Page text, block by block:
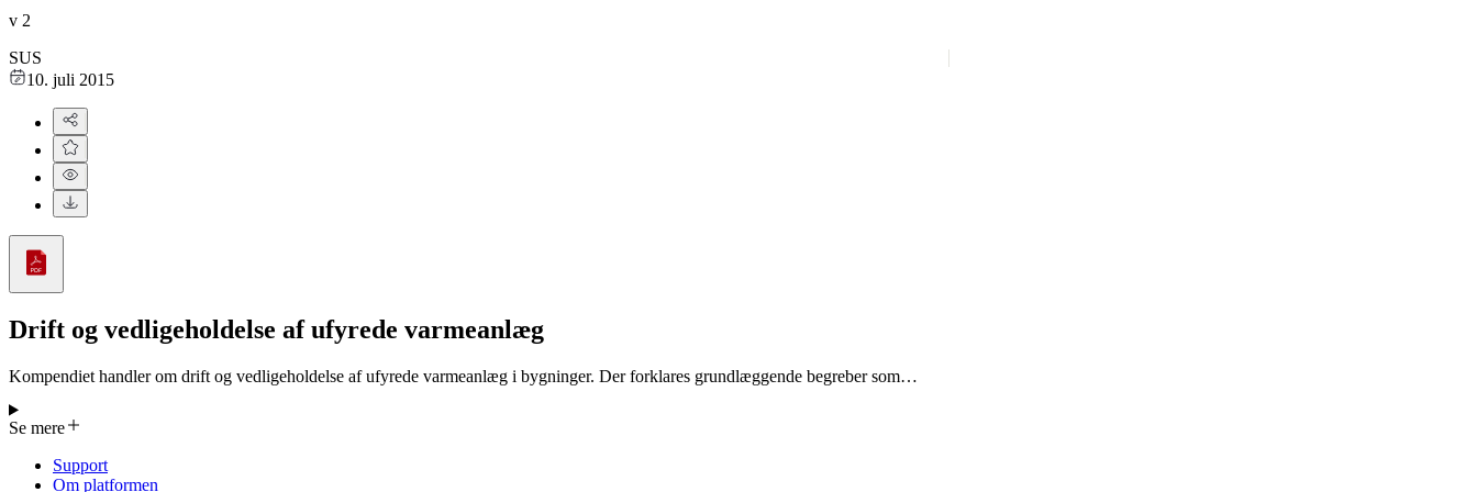
v 2
SUS
10. juli 2015
Drift og vedligeholdelse af ufyrede varmeanlæg
Kompendiet handler om drift og vedligeholdelse af ufyrede varmeanlæg i bygninger. Der forklares grundlæggende begreber som
varmesystemer, herunder centralvarme og fjernvarme, og beskriver komponenter som pumper, ventiler og ekspansionsbeholdere.
Materialet giver også praktisk viden om vandbehandling, indregulering og optimal drift, så anlæg fungerer effektivt og
energibesparende. Endelig behandles styring og automatik, som bruges til at regulere varme og sikre komfort i bygninger.
Se mere
Support
Om platformen